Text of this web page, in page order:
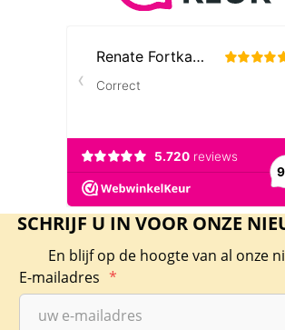
SCHRIJF U IN VOOR ONZE
En blijf op de hoogte van al onze
E-mailadres *